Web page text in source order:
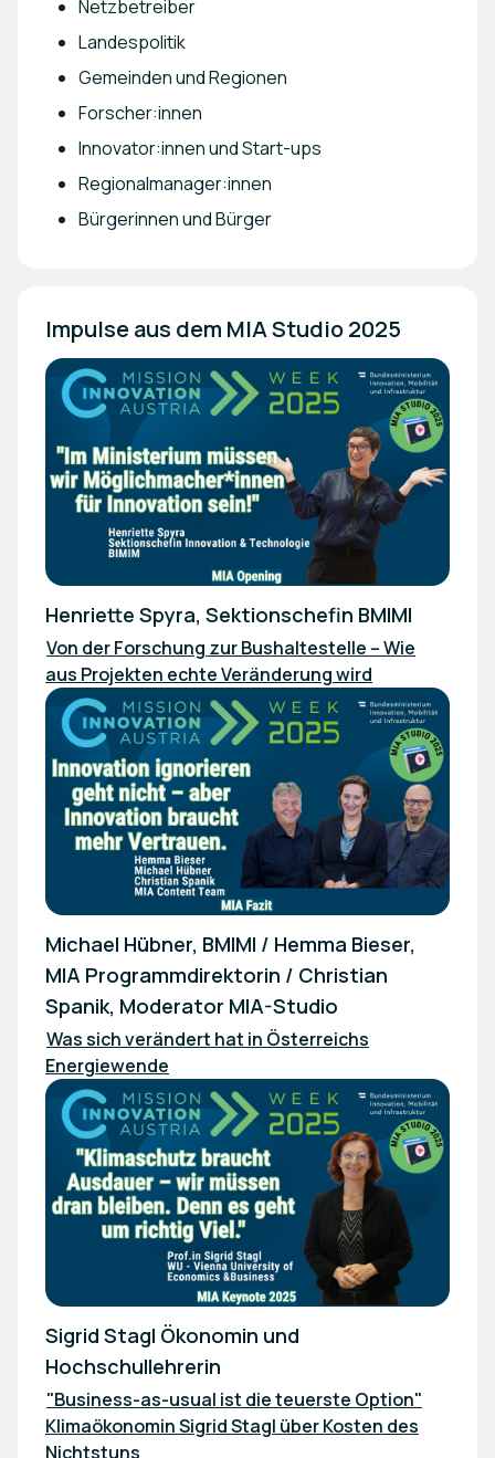
Netzbetreiber
Landespolitik
Gemeinden und Regionen
Forscher:innen
Innovator:innen und Start-ups
Regionalmanager:innen
Bürgerinnen und Bürger
Impulse aus dem MIA Studio 2025
Henriette Spyra, Sektionschefin BMIMI
Von der Forschung zur Bushaltestelle – Wie
aus Projekten echte Veränderung wird
Michael Hübner, BMIMI / Hemma Bieser,
MIA Programmdirektorin / Christian
Spanik, Moderator MIA-Studio
Was sich verändert hat in Österreichs
Energiewende
Sigrid Stagl Ökonomin und
Hochschullehrerin
"Business-as-usual ist die teuerste Option"
Klimaökonomin Sigrid Stagl über Kosten des
Nichtstuns